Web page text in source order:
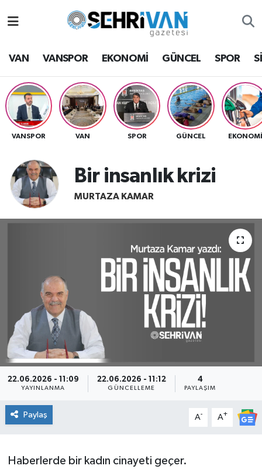
VAN VANSPOR EKONOMİ GÜNCEL SPOR
VANSPOR VAN SPOR GÜNCEL EKONOMİ
Bir insanlık krizi
MURTAZA KAMAR
22.06.2026 - 11:09
YAYINLANMA
22.06.2026 - 11:12
GÜNCELLEME
4
PAYLAŞIM
Paylaş A- A+
Haberlerde bir kadın cinayeti geçer.
Van Hava Durumu
VAN Namaz Vakitleri
Van Trafik Yoğunluk Haritası
Süper Lig Puan Durumu ve Fikstür
Tüm Manşetler